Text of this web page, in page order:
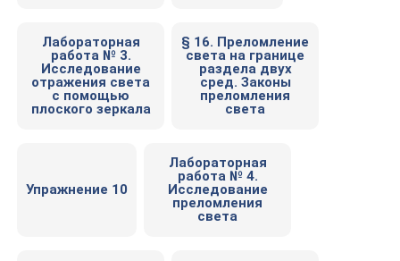
Лабораторная
работа № 3.
Исследование
отражения света
с помощью
плоского зеркала
§ 16. Преломление
света на границе
раздела двух
сред. Законы
преломления
света
Упражнение 10
Лабораторная
работа № 4.
Исследование
преломления
света